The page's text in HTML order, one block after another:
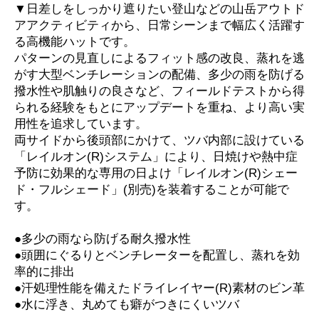
▼日差しをしっかり遮りたい登山などの山岳アウトド
アアクティビティから、日常シーンまで幅広く活躍す
る高機能ハットです。
パターンの見直しによるフィット感の改良、蒸れを逃
がす大型ベンチレーションの配備、多少の雨を防げる
撥水性や肌触りの良さなど、フィールドテストから得
られる経験をもとにアップデートを重ね、より高い実
用性を追求しています。
両サイドから後頭部にかけて、ツバ内部に設けている
「レイルオン(R)システム」により、日焼けや熱中症
予防に効果的な専用の日よけ「レイルオン(R)シェー
ド・フルシェード」(別売)を装着することが可能で
す。
●多少の雨なら防げる耐久撥水性
●頭囲にぐるりとベンチレーターを配置し、蒸れを効
率的に排出
●汗処理性能を備えたドライレイヤー(R)素材のビン革
●水に浮き、丸めても癖がつきにくいツバ